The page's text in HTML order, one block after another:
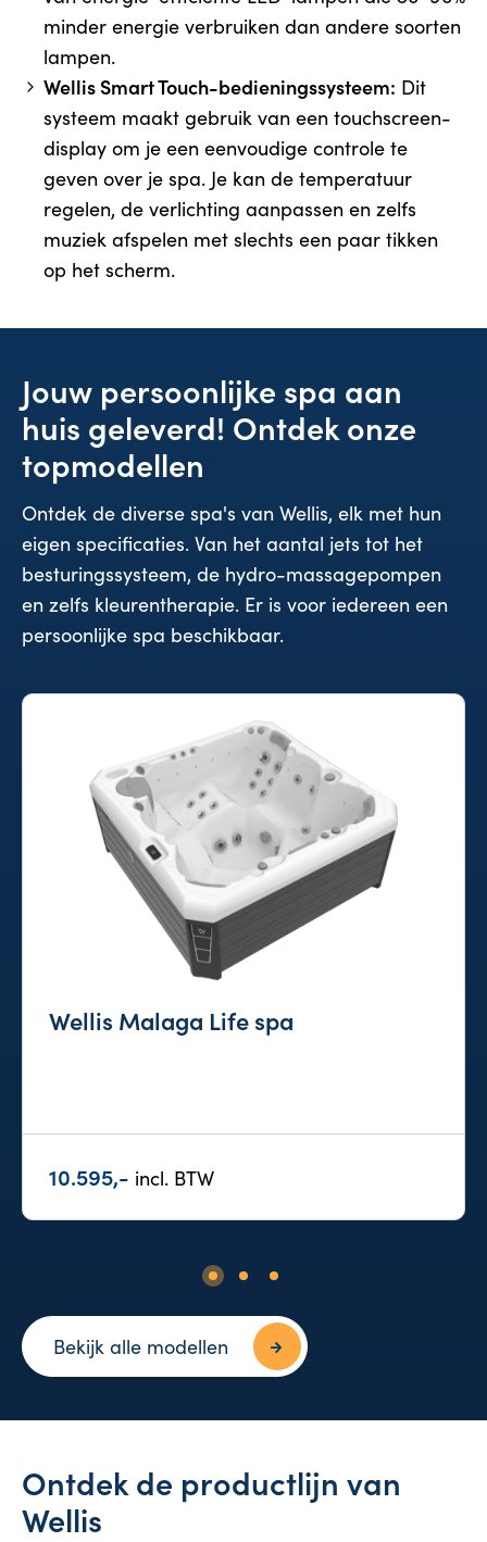
minder energie verbruiken dan andere soorten
lampen.
Wellis Smart Touch-bedieningssysteem: Dit
systeem maakt gebruik van een touchscreen-
display om je een eenvoudige controle te
geven over je spa. Je kan de temperatuur
regelen, de verlichting aanpassen en zelfs
muziek afspelen met slechts een paar tikken
op het scherm.
Jouw persoonlijke spa aan
huis geleverd! Ontdek onze
topmodellen
Ontdek de diverse spa's van Wellis, elk met hun
eigen specificaties. Van het aantal jets tot het
besturingssysteem, de hydro-massagepompen
en zelfs kleurentherapie. Er is voor iedereen een
persoonlijke spa beschikbaar.
Wellis Malaga Life spa
10.595,- incl. BTW
Bekijk alle modellen
Ontdek de productlijn van
Wellis